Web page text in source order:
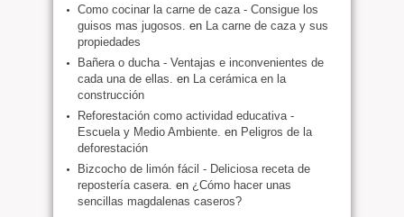
Como cocinar la carne de caza - Consigue los
guisos mas jugosos. en La carne de caza y sus
propiedades
Bañera o ducha - Ventajas e inconvenientes de
cada una de ellas. en La cerámica en la
construcción
Reforestación como actividad educativa -
Escuela y Medio Ambiente. en Peligros de la
deforestación
Bizcocho de limón fácil - Deliciosa receta de
repostería casera. en ¿Cómo hacer unas
sencillas magdalenas caseros?